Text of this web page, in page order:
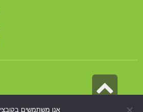
לראשאנו משתמשים בקובצי Cookie כדי להבטיח שנספק לך את חוויית הגלישה הטובה ביותר באתר שלנו. אם תמשיך להשתמש באתר זה, נניח שאתה מרוצה ממנו.